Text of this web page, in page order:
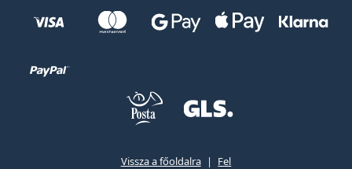
Vissza a főoldalra Fel